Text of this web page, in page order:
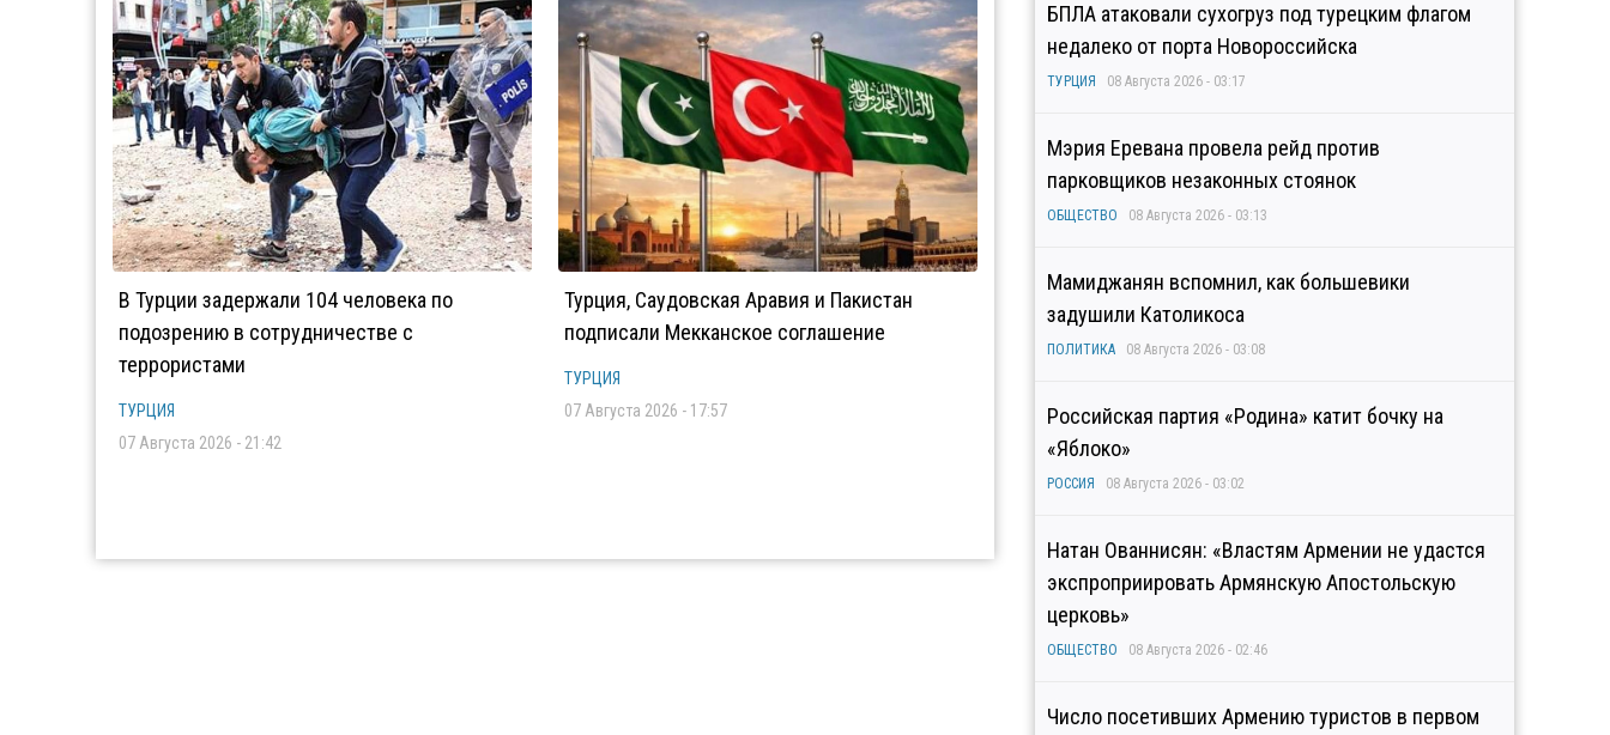
В Турции задержали 104 человека по
подозрению в сотрудничестве с
террористами
ТУРЦИЯ
07 Августа 2026 - 21:42
Турция, Саудовская Аравия и Пакистан
подписали Мекканское соглашение
ТУРЦИЯ
07 Августа 2026 - 17:57
БПЛА атаковали сухогруз под турецким флагом
недалеко от порта Новороссийска
ТУРЦИЯ 08 Августа 2026 - 03:17
Мэрия Еревана провела рейд против
парковщиков незаконных стоянок
ОБЩЕСТВО 08 Августа 2026 - 03:13
Мамиджанян вспомнил, как большевики
задушили Католикоса
ПОЛИТИКА 08 Августа 2026 - 03:08
Российская партия «Родина» катит бочку на
«Яблоко»
РОССИЯ 08 Августа 2026 - 03:02
Натан Ованнисян: «Властям Армении не удастся
экспроприировать Армянскую Апостольскую
церковь»
ОБЩЕСТВО 08 Августа 2026 - 02:46
Число посетивших Армению туристов в первом